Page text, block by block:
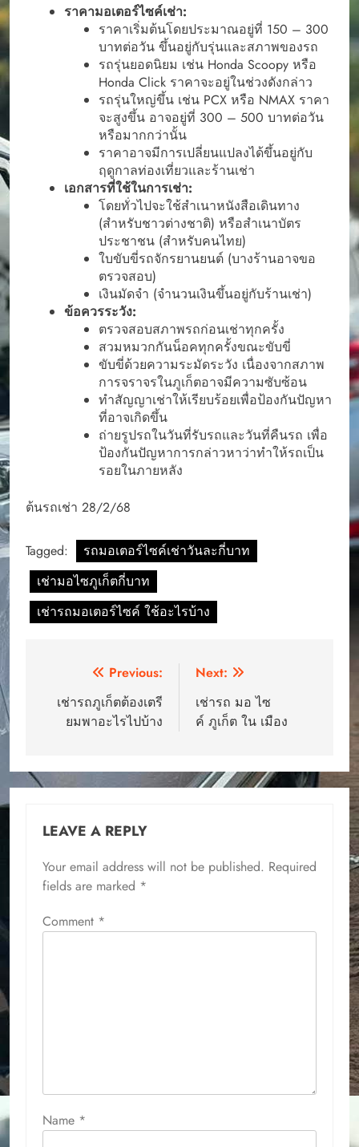
ราคามอเตอร์ไซค์เช่า:
ราคาเริ่มต้นโดยประมาณอยู่ที่ 150 – 300
บาทต่อวัน ขึ้นอยู่กับรุ่นและสภาพของรถ
รถรุ่นยอดนิยม เช่น Honda Scoopy หรือ
Honda Click ราคาจะอยู่ในช่วงดังกล่าว
รถรุ่นใหญ่ขึ้น เช่น PCX หรือ NMAX ราคา
จะสูงขึ้น อาจอยู่ที่ 300 – 500 บาทต่อวัน
หรือมากกว่านั้น
ราคาอาจมีการเปลี่ยนแปลงได้ขึ้นอยู่กับ
ฤดูกาลท่องเที่ยวและร้านเช่า
เอกสารที่ใช้ในการเช่า:
โดยทั่วไปจะใช้สำเนาหนังสือเดินทาง
(สำหรับชาวต่างชาติ) หรือสำเนาบัตร
ประชาชน (สำหรับคนไทย)
ใบขับขี่รถจักรยานยนต์ (บางร้านอาจขอ
ตรวจสอบ)
เงินมัดจำ (จำนวนเงินขึ้นอยู่กับร้านเช่า)
ข้อควรระวัง:
ตรวจสอบสภาพรถก่อนเช่าทุกครั้ง
สวมหมวกกันน็อคทุกครั้งขณะขับขี่
ขับขี่ด้วยความระมัดระวัง เนื่องจากสภาพ
การจราจรในภูเก็ตอาจมีความซับซ้อน
ทำสัญญาเช่าให้เรียบร้อยเพื่อป้องกันปัญหา
ที่อาจเกิดขึ้น
ถ่ายรูปรถในวันที่รับรถและวันที่คืนรถ เพื่อ
ป้องกันปัญหาการกล่าวหาว่าทำให้รถเป็น
รอยในภายหลัง
ต้นรถเช่า 28/2/68
Tagged:
รถมอเตอร์ไซค์เช่าวันละกี่บาท
เช่ามอไซภูเก็ตกี่บาท
เช่ารถมอเตอร์ไซค์ ใช้อะไรบ้าง
navigation
Previous:
เช่ารถภูเก็ตต้องเตรี
ยมพาอะไรไปบ้าง
Next:
เช่ารถ มอ ไซ
ค์ ภูเก็ต ใน เมือง
LEAVE A REPLY
Your email address will not be published. Required
fields are marked *
Comment *
Name *